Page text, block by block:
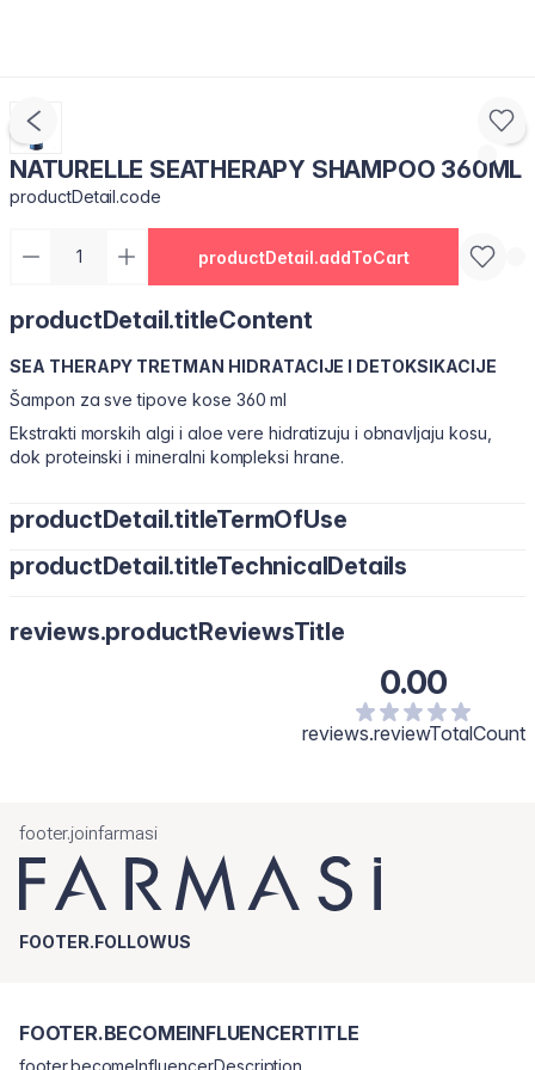
NATURELLE SEATHERAPY SHAMPOO 360ML
productDetail.code
productDetail.addToCart
productDetail.titleContent
SEA THERAPY TRETMAN HIDRATACIJE I DETOKSIKACIJE
Šampon za sve tipove kose 360 ml
Ekstrakti morskih algi i aloe vere hidratizuju i obnavljaju kosu,
dok proteinski i mineralni kompleksi hrane.
productDetail.titleTermOfUse
productDetail.titleTechnicalDetails
reviews.productReviewsTitle
0.00
reviews.reviewTotalCount
footer.joinfarmasi
FOOTER.FOLLOWUS
FOOTER.BECOMEINFLUENCERTITLE
footer.becomeInfluencerDescription